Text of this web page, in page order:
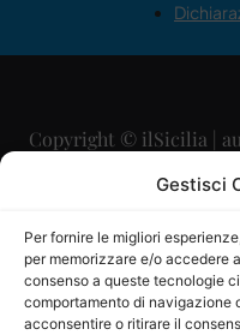
Gestisci
Per fornire le migliori
per memorizzare e/o accedere
consenso a queste tecnologie
comportamento di navigazione
acconsentire o ritirare il
Copyright © ilSicilia |
Direttore
Direttore